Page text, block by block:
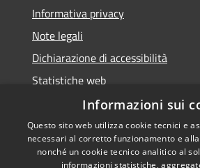
Informativa privacy
Note legali
Dichiarazione di accessibilità
Statistiche web
Informazioni sui
Questo sito web utilizza cookie tecnici e
necessari al corretto funzionamento e
nonché un cookie tecnico analitico al
informazioni statistiche,